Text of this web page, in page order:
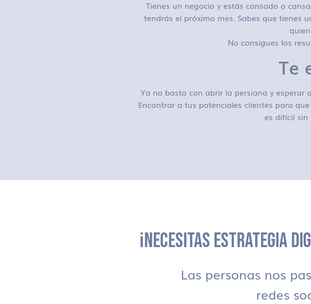
Tienes un negocio y estás cansado o
tendrás el próximo mes. Sabes que tienes
No consigues los
Te
Ya no basta con abrir la persiana y esperar
Encontrar a tus potenciales clientes para
es difícil sin
¡NECESITAS ESTRATEGIA
Las personas nos
redes